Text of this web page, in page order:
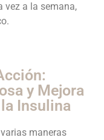
vez a la semana,
y Mejora
Insulina
maneras